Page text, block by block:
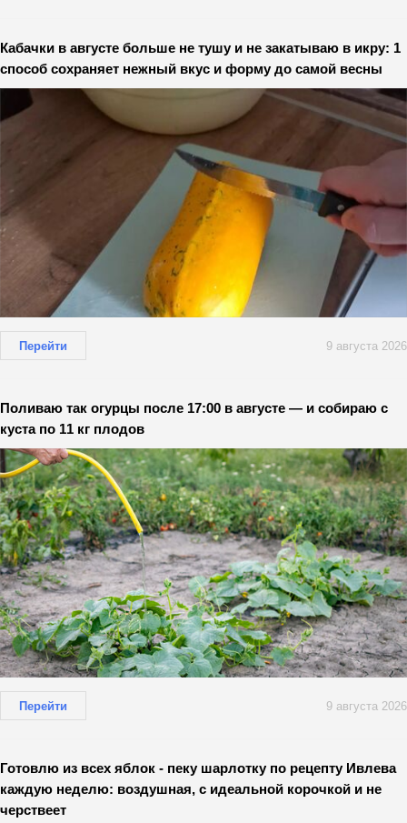
Кабачки в августе больше не тушу и не закатываю в икру: 1
способ сохраняет нежный вкус и форму до самой весны
Перейти 9 августа 2026
Поливаю так огурцы после 17:00 в августе — и собираю с
куста по 11 кг плодов
Перейти 9 августа 2026
Готовлю из всех яблок - пеку шарлотку по рецепту Ивлева
каждую неделю: воздушная, с идеальной корочкой и не
черствеет